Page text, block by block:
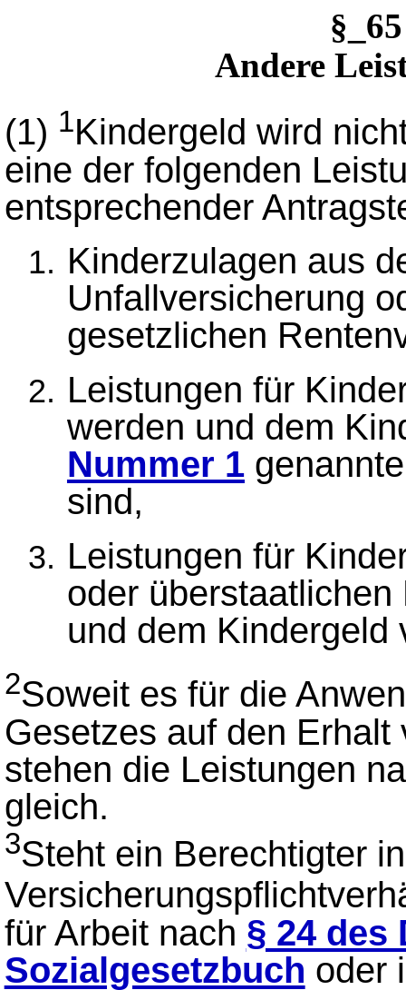
Andere
(1) 1Kindergeld wird
eine der folgenden
entsprechender
Kinderzulagen aus
Unfallversicherung
gesetzlichen
Leistungen für
werden und dem
Nummer 1
sind,
Leistungen für
oder
und dem Kindergeld
2Soweit es für die
Gesetzes auf den
stehen die Leistungen
gleich.
3Steht ein Berechtigter
für Arbeit nach § 24 des
Sozialgesetzbuch oder